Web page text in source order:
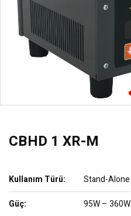
CBHD 1 XR-M
Kullanım Türü:
Stand-Alone
Güç:
95W – 360W